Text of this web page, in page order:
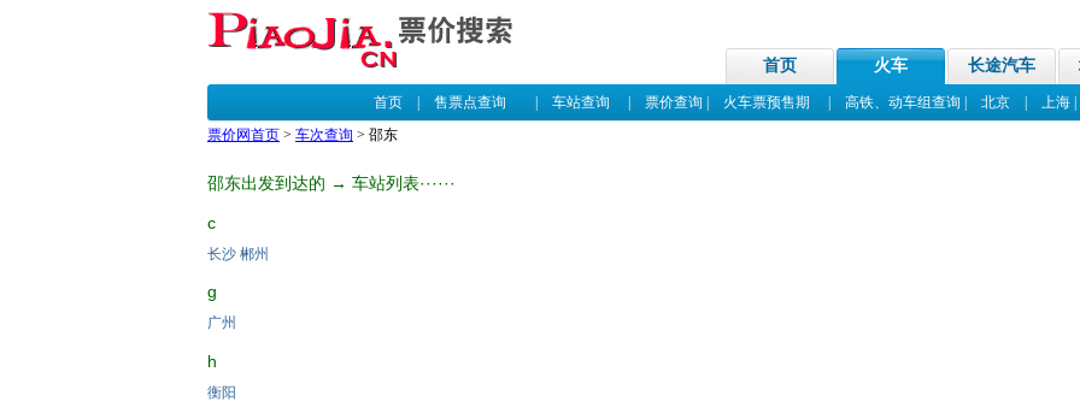
首页 火车 长途汽车
首页| 售票点查询 车站查询 票价查询 火车票预售期 高铁、动车组查询 北京| 上海
票价网首页 > 车次查询 > 邵东
邵东出发到达的 → 车站列表······
c
长沙 郴州
g
广州
h
衡阳